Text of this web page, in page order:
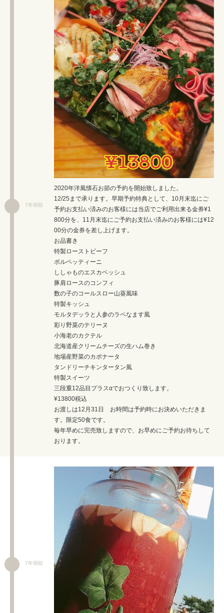
7年弱前
2020年洋風懐石お節の予約を開始致しました。
12/25まで承ります。早期予約特典として、10月末迄にご
予約お支払い済みのお客様には当店でご利用出来る金券¥1
800分を、11月末迄にご予約お支払い済みのお客様には¥12
00分の金券を差し上げます。
お品書き
特製ローストビーフ
ボルペッティーニ
ししゃものエスカベッシュ
豚肩ロースのコンフィ
数の子のコールスロー山葵風味
特製キッシュ
モルタデッラと人参のラペなます風
彩り野菜のテリーヌ
小海老のカクテル
北海道産クリームチーズの生ハム巻き
地場産野菜のカポナータ
タンドリーチキンタータン風
特製スイーツ
三段重12品目プラスαでおつくり致します。
¥13800税込
お渡しは12月31日 お時間は予約時にお決めいただきま
す。限定50食です。
毎年早めに完売致しますので、お早めにご予約お待ちして
おります。
7年弱前